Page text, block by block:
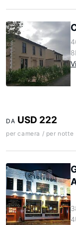
DA USD 222
per camera / per notte